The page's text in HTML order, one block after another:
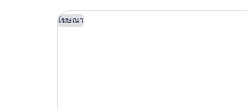
โฆษณา
เรสซิเดนซ์อินน์ บายแมริออท ลองบีช